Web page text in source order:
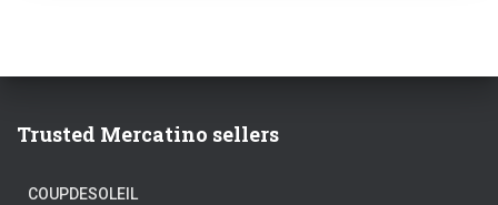
Trusted Mercatino sellers
COUPDESOLEIL